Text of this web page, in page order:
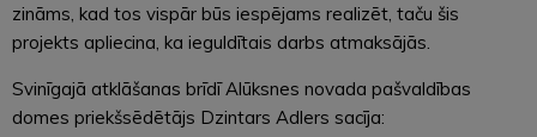
zināms, kad tos vispār būs iespējams realizēt, taču šis
projekts apliecina, ka ieguldītais darbs atmaksājās.
Svinīgajā atklāšanas brīdī Alūksnes novada pašvaldības
domes priekšsēdētājs Dzintars Adlers sacīja: